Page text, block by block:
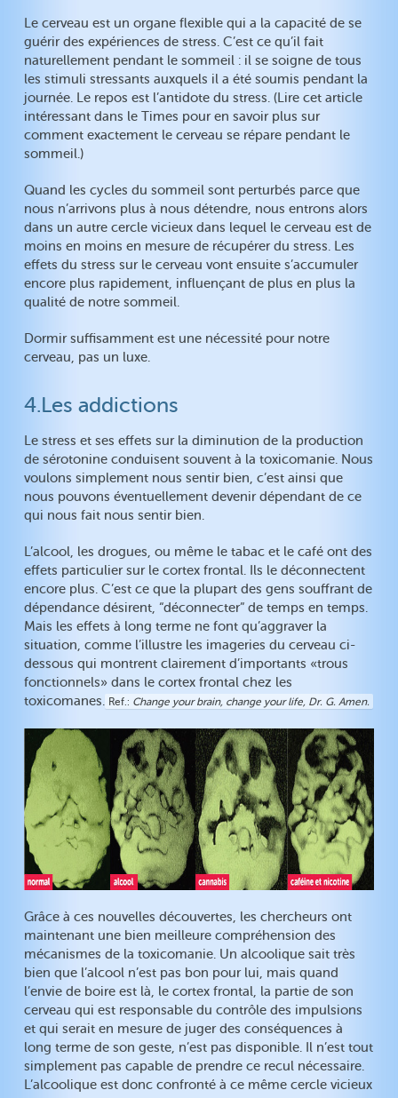
Le cerveau est un organe flexible qui a la capacité de se
guérir des expériences de stress. C’est ce qu’il fait
naturellement pendant le sommeil : il se soigne de tous
les stimuli stressants auxquels il a été soumis pendant la
journée. Le repos est l’antidote du stress. (Lire cet article
intéressant dans le Times pour en savoir plus sur
comment exactement le cerveau se répare pendant le
sommeil.)
Quand les cycles du sommeil sont perturbés parce que
nous n’arrivons plus à nous détendre, nous entrons alors
dans un autre cercle vicieux dans lequel le cerveau est de
moins en moins en mesure de récupérer du stress. Les
effets du stress sur le cerveau vont ensuite s’accumuler
encore plus rapidement, influençant de plus en plus la
qualité de notre sommeil.
Dormir suffisamment est une nécessité pour notre
cerveau, pas un luxe.
4.Les addictions
Le stress et ses effets sur la diminution de la production
de sérotonine conduisent souvent à la toxicomanie. Nous
voulons simplement nous sentir bien, c’est ainsi que
nous pouvons éventuellement devenir dépendant de ce
qui nous fait nous sentir bien.
L’alcool, les drogues, ou même le tabac et le café ont des
effets particulier sur le cortex frontal. Ils le déconnectent
encore plus. C’est ce que la plupart des gens souffrant de
dépendance désirent, “déconnecter” de temps en temps.
Mais les effets à long terme ne font qu’aggraver la
situation, comme l’illustre les imageries du cerveau ci-
dessous qui montrent clairement d’importants «trous
fonctionnels» dans le cortex frontal chez les
toxicomanes. Ref. Change your brain, change your life, Dr. G. Amen.
Grâce à ces nouvelles découvertes, les chercheurs ont
maintenant une bien meilleure compréhension des
mécanismes de la toxicomanie. Un alcoolique sait très
bien que l’alcool n’est pas bon pour lui, mais quand
l’envie de boire est là, le cortex frontal, la partie de son
cerveau qui est responsable du contrôle des impulsions
et qui serait en mesure de juger des conséquences à
long terme de son geste, n’est pas disponible. Il n’est tout
simplement pas capable de prendre ce recul nécessaire.
L’alcoolique est donc confronté à ce même cercle vicieux